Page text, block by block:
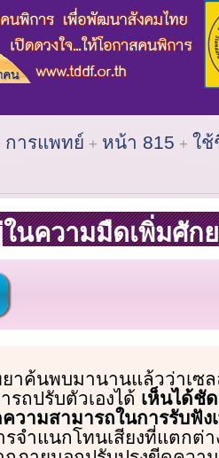
การแพทย์ หน้า 815
ใช้
นความมืดเพิ่มศัก
าค้นพบมานานแล้วว่าเซล
ถปรับตัวเองได้ เห็นได้ชั
ามสามารถในการรับฟัง
รจำแนกโทนเสียงที่แตกต่